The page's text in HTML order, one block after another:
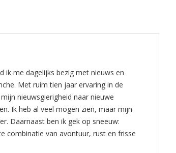
ik me dagelijks bezig met nieuws en
Met ruim tien jaar ervaring in de
nieuwsgierigheid naar nieuwe
Ik heb al veel mogen zien, maar mijn
Daarnaast ben ik gek op sneeuw:
combinatie van avontuur, rust en frisse